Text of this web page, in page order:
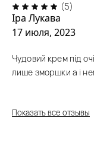
(5)
Іра Лукава
17 июля, 2023
Чудовий крем під
лише зморшки а і
Показать все отзывы